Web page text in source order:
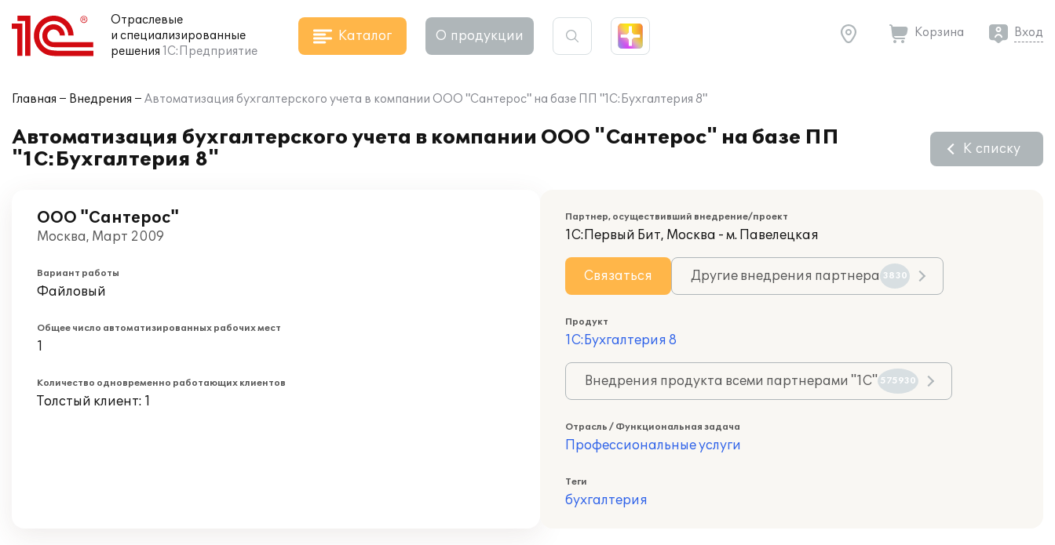
Отраслевые
и специализированные
решения 1С:Предприятие
Каталог О продукции Корзина Вход
Главная Внедрения Автоматизация бухгалтерского учета в компании ООО "Сантерос" на базе ПП "1С:Бухгалтерия 8"
Автоматизация бухгалтерского учета в компании ООО "Сантерос" на базе ПП
"1С:Бухгалтерия 8"
К списку
ООО "Сантерос"
Москва, Март 2009
Вариант работы
Файловый
Общее число автоматизированных рабочих мест
1
Количество одновременно работающих клиентов
Толстый клиент: 1
Партнер, осуществивший внедрение/проект
1С:Первый Бит, Москва - м. Павелецкая
Связаться Другие внедрения партнера 3830
Продукт
1С:Бухгалтерия 8
Внедрения продукта всеми партнерами "1С" 575930
Отрасль / Функциональная задача
Профессиональные услуги
Теги
бухгалтерия